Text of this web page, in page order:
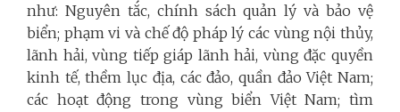
như: Nguyên tắc, chính sách quản lý và bảo vệ
biển; phạm vi và chế độ pháp lý các vùng nội thủy,
lãnh hải, vùng tiếp giáp lãnh hải, vùng đặc quyền
kinh tế, thềm lục địa, các đảo, quần đảo Việt Nam;
các hoạt động trong vùng biển Việt Nam; tìm